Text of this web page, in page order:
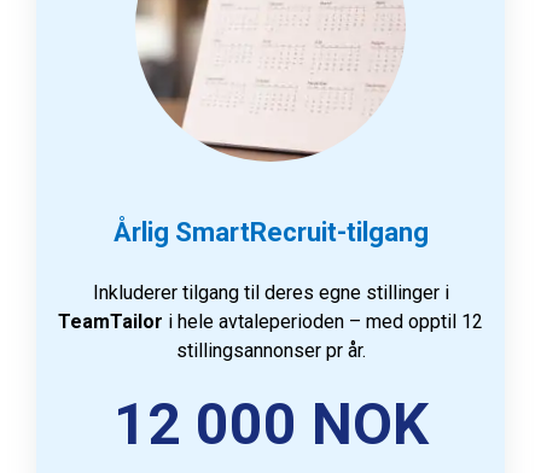
Årlig SmartRecruit-tilgang
Inkluderer tilgang til deres egne stillinger i
TeamTailor i hele avtaleperioden – med opptil 12
stillingsannonser pr år.
12 000 NOK